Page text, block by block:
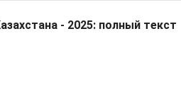
- 2025: полный текст